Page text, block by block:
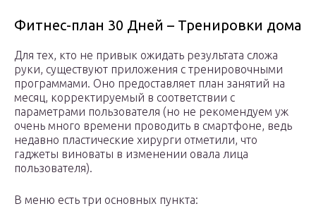
Фитнес-план 30 Дней – Тренировки дома
Для тех, кто не привык ожидать результата сложа
руки, существуют приложения с тренировочными
программами. Оно предоставляет план занятий на
месяц, корректируемый в соответствии с
параметрами пользователя (но не рекомендуем уж
очень много времени проводить в смартфоне, ведь
недавно пластические хирурги отметили, что
гаджеты виноваты в изменении овала лица
пользователя).
В меню есть три основных пункта: